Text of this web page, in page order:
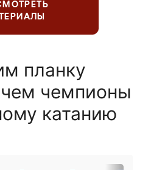
планку
чем чемпионы
катанию